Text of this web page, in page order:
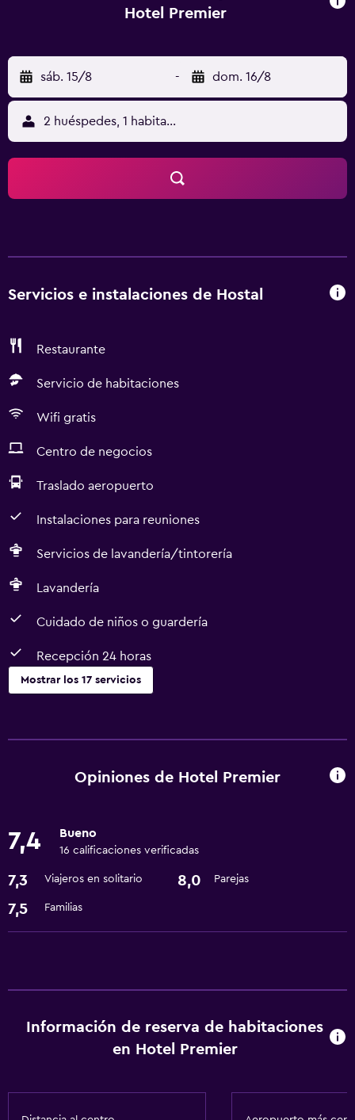
Hotel Premier
sáb. 15/8 - dom. 16/8
2 huéspedes, 1 habitación
Servicios e instalaciones de Hostal
Restaurante
Servicio de habitaciones
Wifi gratis
Centro de negocios
Traslado aeropuerto
Instalaciones para reuniones
Servicios de lavandería/tintorería
Lavandería
Cuidado de niños o guardería
Recepción 24 horas
Mostrar los 17 servicios
Servicio de habitaciones
Recepción 24 horas
Comedor
Restaurante
Lavandería
Opiniones de Hotel Premier
7,4 Bueno
16 calificaciones verificadas
7,3 Viajeros en solitario 8,0 Parejas
7,5 Familias
Información de reserva de habitaciones
en Hotel Premier